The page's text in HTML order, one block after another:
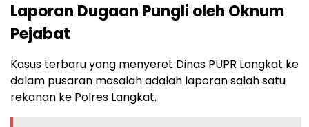
Laporan Dugaan Pungli oleh Oknum
Pejabat
Kasus terbaru yang menyeret Dinas PUPR Langkat ke
dalam pusaran masalah adalah laporan salah satu
rekanan ke Polres Langkat.